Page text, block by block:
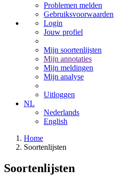
Problemen melden
Gebruiksvoorwaarden
Login
Jouw profiel
Mijn soortenlijsten
Mijn annotaties
Mijn meldingen
Mijn analyse
Uitloggen
NL
Nederlands
English
Home
Soortenlijsten
Soortenlijsten